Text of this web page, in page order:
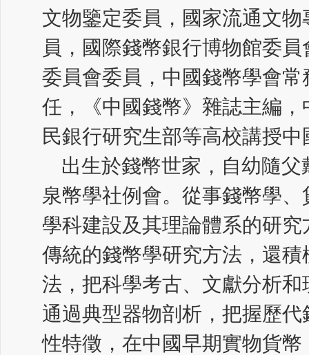
文物鑒定委員，國家流通文
員，國際錢幣銀行博物館委
委員會委員，中國錢幣學會
任，《中國錢幣》雜誌主編
民銀行研究生部等高校講授
出生於錢幣世家，自幼隨父
泉幣學社例會。從事錢幣學
學科建設及其理論體系的研
傳統的錢幣學研究方法，還
法，把科學考古、文獻分析
通過典型器物剖析，把握歷
性特徵，在中國早期實物貨